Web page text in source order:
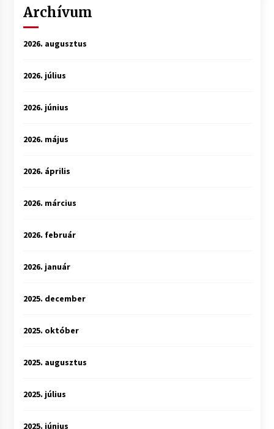
Archívum
2026. augusztus
2026. július
2026. június
2026. május
2026. április
2026. március
2026. február
2026. január
2025. december
2025. október
2025. augusztus
2025. július
2025. június